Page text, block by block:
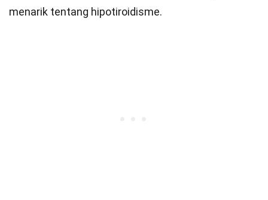
menarik tentang hipotiroidisme.